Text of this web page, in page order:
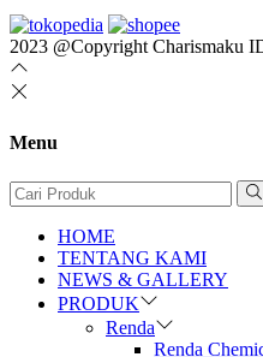
2023 @Copyright Charismaku
Menu
HOME
TENTANG KAMI
NEWS & GALLERY
PRODUK
Renda
Renda